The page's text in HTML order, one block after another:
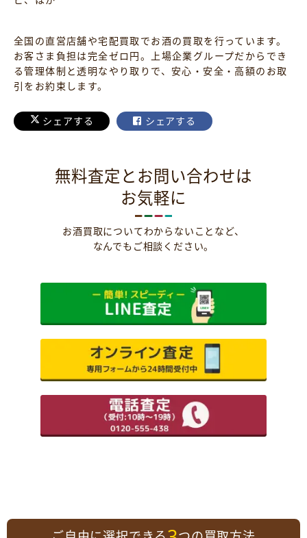
全国の直営店舗や宅配買取でお酒の買取を行っています。
お客さま負担は完全ゼロ円。上場企業グループだからでき
る管理体制と透明なやり取りで、安心・安全・高額のお取
引をお約束します。
シェアする シェアする
無料査定とお問い合わせは
お気軽に
お酒買取についてわからないことなど、
なんでもご相談ください。